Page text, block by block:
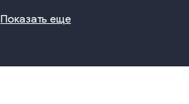
Показать еще